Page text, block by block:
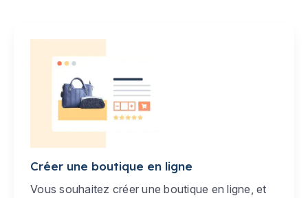
Créer une boutique en ligne
Vous souhaitez créer une boutique en ligne, et